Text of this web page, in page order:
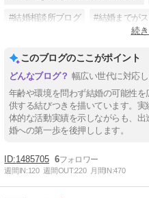
#結婚相談所ブログ #結婚までが
続
このブログのここがポイント
幅広い世代に対応
年齢や環境を問わず結婚の可能性
供する結びつきを描いています。
体的な活動実績を示しながらも、
婚への第一歩を後押しします。
1485705 6
週間IN:120 週間OUT:220 月間IN:470